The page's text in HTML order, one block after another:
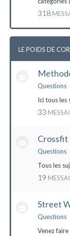
318
LE POIDS DE
Questions
Ici tous les
33
Crossfit
Questions
Tous les
19
Street
Questions
Venez